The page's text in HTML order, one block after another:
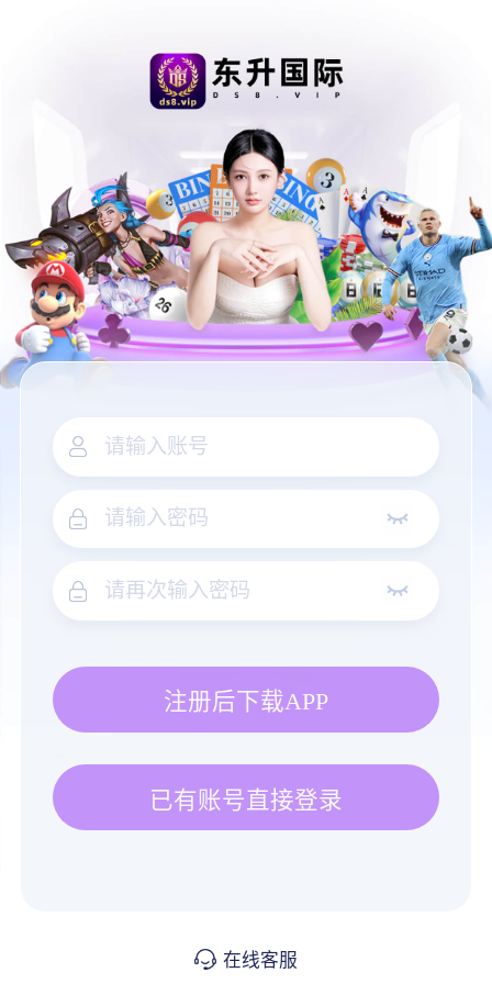
注册后下载APP
已有账号直接登录
在线客服